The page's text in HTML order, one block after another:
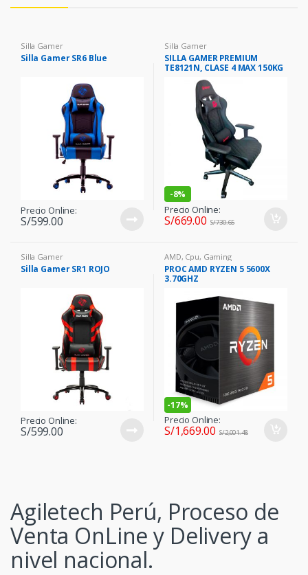
Silla Gamer
Silla Gamer SR6 Blue
Precio Online:
S/599.00
Silla Gamer
SILLA GAMER PREMIUM
TE8121N, CLASE 4 MAX 150KG
INCLINACION 180°, REPOSA
BRAZOS 4D.
-8%
Precio Online:
S/669.00 S/730.65
Silla Gamer
Silla Gamer SR1 ROJO
Precio Online:
S/599.00
AMD, Cpu, Gaming
PROC AMD RYZEN 5 5600X
3.70GHZ
-17%
Precio Online:
S/1,669.00 S/2,001.48
Agiletech Perú, Proceso de
Venta OnLine y Delivery a
nivel nacional.